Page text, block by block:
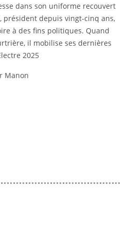
dans son uniforme recouvert
président depuis vingt-cinq ans,
à des fins politiques. Quand
il mobilise ses dernières
2025
Manon